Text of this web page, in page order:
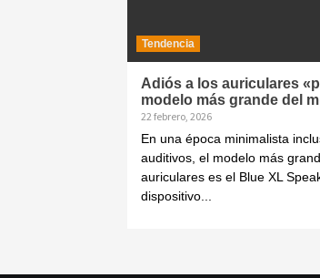
Tendencia
Adiós a los auriculares
modelo más grande del
22 febrero, 2026
En una época minimalista
auditivos, el modelo más
auriculares es el Blue XL
dispositivo...